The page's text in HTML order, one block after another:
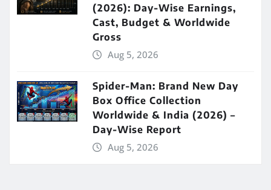
(2026): Day-Wise Earnings,
Cast, Budget & Worldwide
Gross
Aug 5, 2026
Spider-Man: Brand New Day
Box Office Collection
Worldwide & India (2026) –
Day-Wise Report
Aug 5, 2026